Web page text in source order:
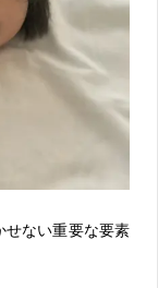
せない重要な要素